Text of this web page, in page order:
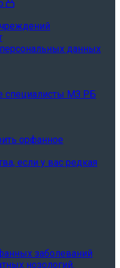
данных
специалисты МЗ РБ
орфанное
если у вас редкая
заболеваний
нозологий.